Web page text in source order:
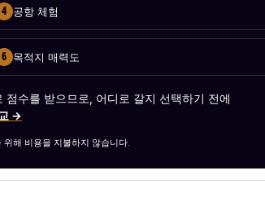
4 공항 체험
6 목적지 매력도
수를 받으므로, 어디로 갈지 선택하기 전에
→
해 비용을 지불하지 않습니다.